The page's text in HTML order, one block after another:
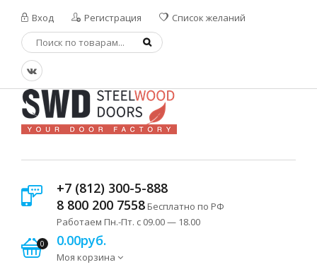
Вход Регистрация Список желаний
+7 (812) 300-5-888
8 800 200 7558 Бесплатно по РФ
Работаем Пн.-Пт. с 09.00 — 18.00
0 0.00руб.
Моя корзина